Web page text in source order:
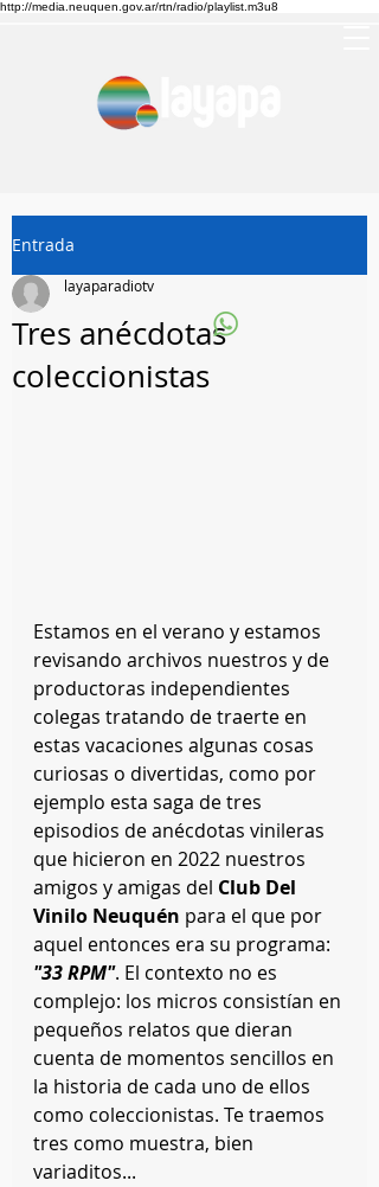
http://media.neuquen.gov.ar/rtn/radio/playlist.m3u8
Entrada
Tres anécdotas
coleccionistas
layaparadiotv
Estamos en el verano y estamos
revisando archivos nuestros y de
productoras independientes
colegas tratando de traerte en
estas vacaciones algunas cosas
curiosas o divertidas, como por
ejemplo esta saga de tres
episodios de anécdotas vinileras
que hicieron en 2022 nuestros
amigos y amigas del Club Del
Vinilo Neuquén para el que por
aquel entonces era su programa:
"33 RPM". El contexto no es
complejo: los micros consistían en
pequeños relatos que dieran
cuenta de momentos sencillos en
la historia de cada uno de ellos
como coleccionistas. Te traemos
tres como muestra, bien
variaditos...